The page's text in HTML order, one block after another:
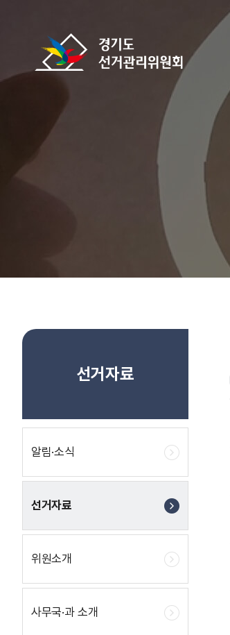
선거자료
알림·소식
선거자료
위원소개
사무국·과 소개